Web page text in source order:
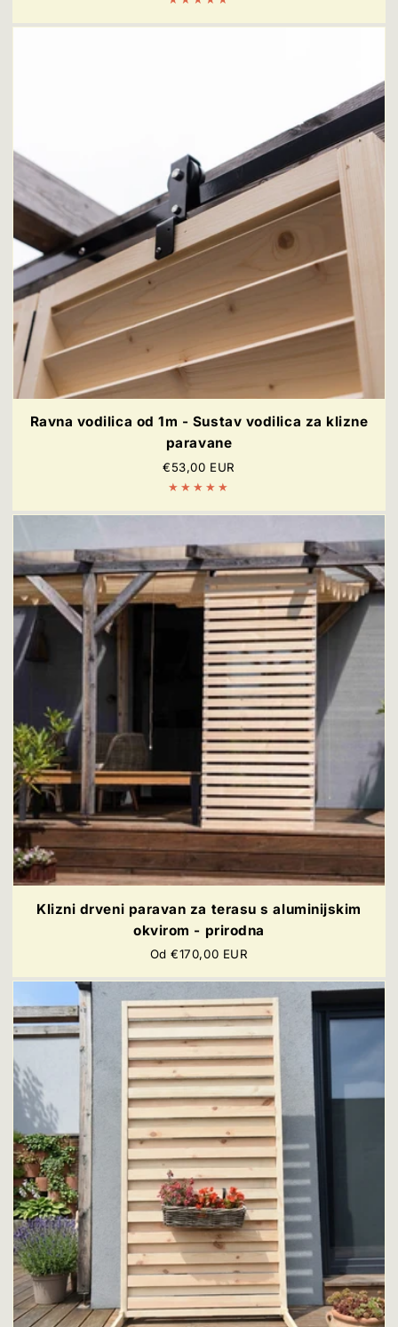
Ravna vodilica od 1m - Sustav vodilica za klizne
paravane
Redovna
cijena
€53,00 EUR
Klizni drveni paravan za terasu s aluminijskim
okvirom - prirodna
Redovna
Od €170,00 EUR